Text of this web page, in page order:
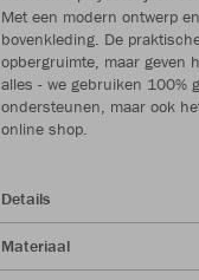
Met een modern ontwerp
bovenkleding. De
opbergruimte, maar geven
alles - we gebruiken 100%
ondersteunen, maar ook
online shop.
Details
Materiaal